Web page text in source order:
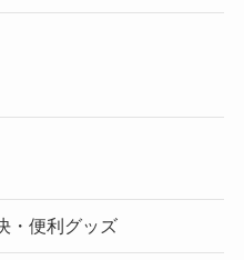
・便利グッズ